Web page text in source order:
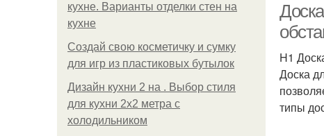
кухне. Варианты отделки стен на
кухне
Создай свою косметичку и сумку
для игр из пластиковых бутылок
Дизайн кухни 2 на . Выбор стиля
для кухни 2х2 метра с
холодильником
H1
Доска
типы